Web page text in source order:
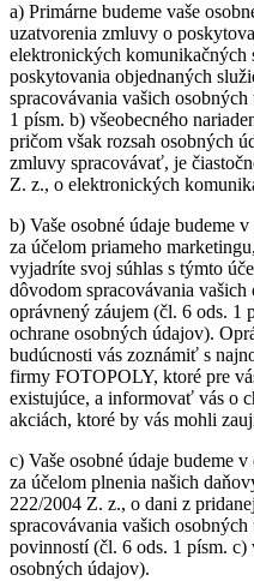
a) Primárne budeme vaše
uzatvorenia zmluvy o
elektronických komunikačných
poskytovania objednaných
spracovávania vašich
1 písm. b) všeobecného
pričom však rozsah osobných
zmluvy spracovávať, je
Z. z., o elektronických
b) Vaše osobné údaje budeme
za účelom priameho
vyjadríte svoj súhlas s týmto
dôvodom spracovávania
oprávnený záujem (čl. 6 ods. 1
ochrane osobných údajov).
budúcnosti vás zoznámiť s
firmy FOTOPOLY, ktoré pre
existujúce, a informovať vás o
akciách, ktoré by vás mohli
c) Vaše osobné údaje budeme
za účelom plnenia našich
222/2004 Z. z., o dani z
spracovávania vašich
povinností (čl. 6 ods. 1 písm. c)
osobných údajov).